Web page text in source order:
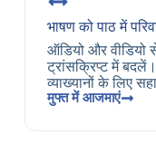
भाषण को पाठ में
ऑडियो और वीडियो
ट्रांसक्रिप्ट में
व्याख्यानों के लिए
मुफ्त में आजमाएं